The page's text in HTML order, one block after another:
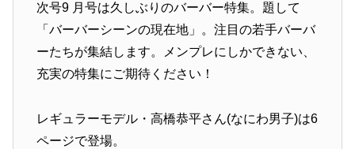
次号9 月号は久しぶりのバーバー特集。題して
「バーバーシーンの現在地」。注目の若手バーバ
ーたちが集結します。メンプレにしかできない、
充実の特集にご期待ください！
レギュラーモデル・高橋恭平さん(なにわ男子)は6
ページで登場。